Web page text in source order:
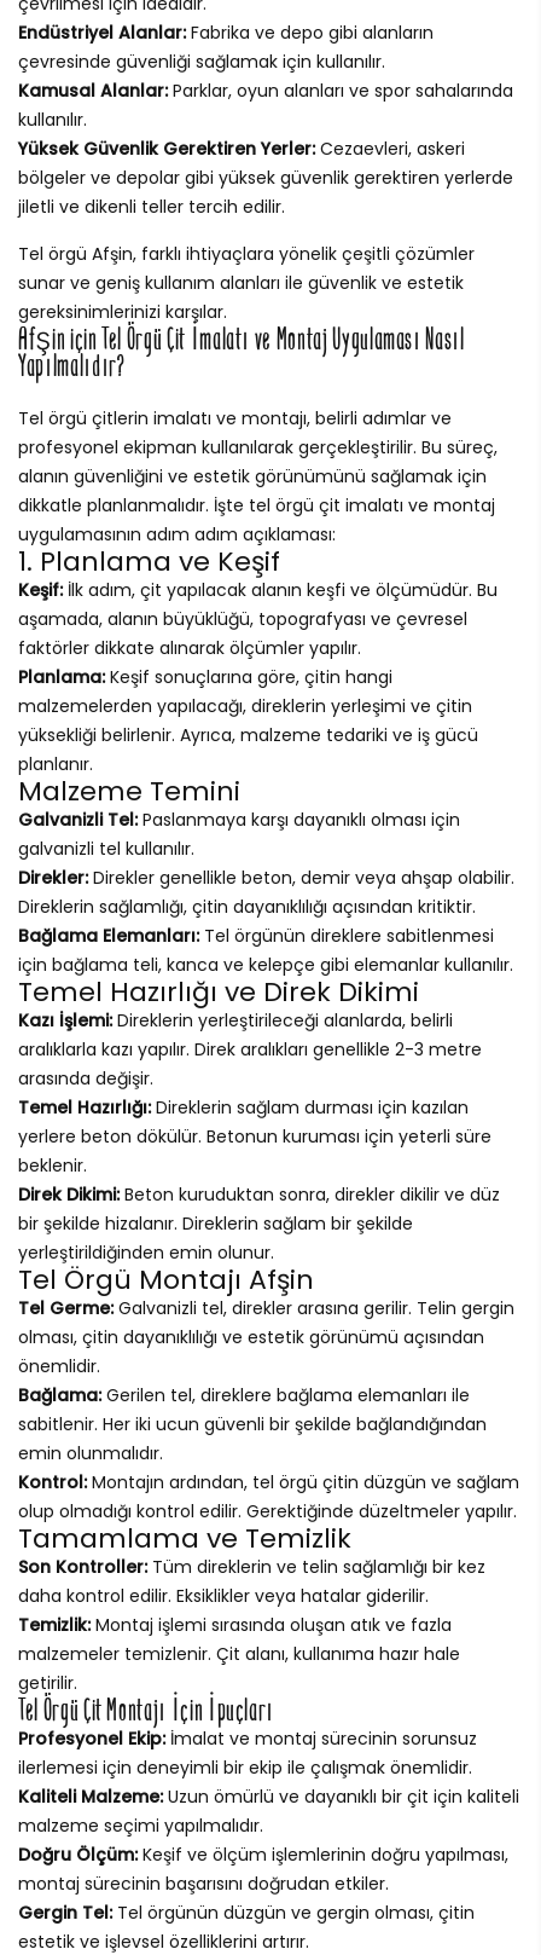
Endüstriyel Alanlar:Fabrika ve depo gibi alanların
çevresinde güvenliği sağlamak için kullanılır.
Kamusal Alanlar:Parklar, oyun alanları ve spor sahalarında
kullanılır.
Yüksek Güvenlik Gerektiren Yerler:Cezaevleri, askeri
bölgeler ve depolar gibi yüksek güvenlik gerektiren yerlerde
jiletli ve dikenli teller tercih edilir.
Tel örgü Afşin, farklı ihtiyaçlara yönelik çeşitli çözümler
sunar ve geniş kullanım alanları ile güvenlik ve estetik
gereksinimlerinizi karşılar.
Afşin için Tel Örgü Çit İmalatı ve Montaj Uygulaması Nasıl
Yapılmalıdır?
Tel örgü çitlerin imalatı ve montajı, belirli adımlar ve
profesyonel ekipman kullanılarak gerçekleştirilir. Bu süreç,
alanın güvenliğini ve estetik görünümünü sağlamak için
dikkatle planlanmalıdır. İşte tel örgü çit imalatı ve montaj
uygulamasının adım adım açıklaması:
1. Planlama ve Keşif
Keşif:İlk adım, çit yapılacak alanın keşfi ve ölçümüdür. Bu
aşamada, alanın büyüklüğü, topografyası ve çevresel
faktörler dikkate alınarak ölçümler yapılır.
Planlama:Keşif sonuçlarına göre, çitin hangi
malzemelerden yapılacağı, direklerin yerleşimi ve çitin
yüksekliği belirlenir. Ayrıca, malzeme tedariki ve iş gücü
planlanır.
Malzeme Temini
Galvanizli Tel:Paslanmaya karşı dayanıklı olması için
galvanizli tel kullanılır.
Direkler:Direkler genellikle beton, demir veya ahşap olabilir.
Direklerin sağlamlığı, çitin dayanıklılığı açısından kritiktir.
Bağlama Elemanları:Tel örgünün direklere sabitlenmesi
için bağlama teli, kanca ve kelepçe gibi elemanlar kullanılır.
Temel Hazırlığı ve Direk Dikimi
Kazı İşlemi:Direklerin yerleştirileceği alanlarda, belirli
aralıklarla kazı yapılır. Direk aralıkları genellikle 2-3 metre
arasında değişir.
Temel Hazırlığı:Direklerin sağlam durması için kazılan
yerlere beton dökülür. Betonun kuruması için yeterli süre
beklenir.
Direk Dikimi:Beton kuruduktan sonra, direkler dikilir ve düz
bir şekilde hizalanır. Direklerin sağlam bir şekilde
yerleştirildiğinden emin olunur.
Tel Örgü Montajı Afşin
Tel Germe:Galvanizli tel, direkler arasına gerilir. Telin gergin
olması, çitin dayanıklılığı ve estetik görünümü açısından
önemlidir.
Bağlama:Gerilen tel, direklere bağlama elemanları ile
sabitlenir. Her iki ucun güvenli bir şekilde bağlandığından
emin olunmalıdır.
Kontrol:Montajın ardından, tel örgü çitin düzgün ve sağlam
olup olmadığı kontrol edilir. Gerektiğinde düzeltmeler yapılır.
Tamamlama ve Temizlik
Son Kontroller:Tüm direklerin ve telin sağlamlığı bir kez
daha kontrol edilir. Eksiklikler veya hatalar giderilir.
Temizlik:Montaj işlemi sırasında oluşan atık ve fazla
malzemeler temizlenir. Çit alanı, kullanıma hazır hale
getirilir.
Tel Örgü Çit Montajı İçin İpuçları
Profesyonel Ekip:İmalat ve montaj sürecinin sorunsuz
ilerlemesi için deneyimli bir ekip ile çalışmak önemlidir.
Kaliteli Malzeme:Uzun ömürlü ve dayanıklı bir çit için kaliteli
malzeme seçimi yapılmalıdır.
Doğru Ölçüm:Keşif ve ölçüm işlemlerinin doğru yapılması,
montaj sürecinin başarısını doğrudan etkiler.
Gergin Tel:Tel örgünün düzgün ve gergin olması, çitin
estetik ve işlevsel özelliklerini artırır.